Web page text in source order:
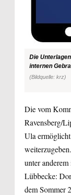
Die
internen
(Bildquelle: krz)
Die vom
Ravensberg/
Ula
unter
Lübbecke:
dem Sommer